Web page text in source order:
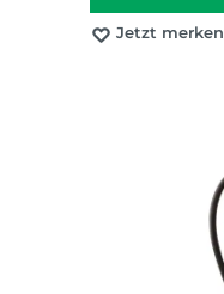
Jetzt merken